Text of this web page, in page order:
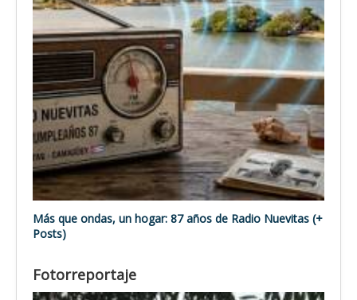
Más que ondas, un hogar: 87 años de Radio Nuevitas (+
Posts)
Fotorreportaje